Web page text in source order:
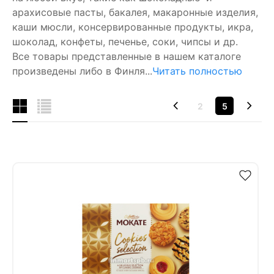
арахисовые пасты, бакалея, макаронные изделия,
каши мюсли, консервированные продукты, икра,
шоколад, конфеты, печенье, соки, чипсы и др.
Все товары представленные в нашем каталоге
произведены либо в Финля...Читать полностью
2 5